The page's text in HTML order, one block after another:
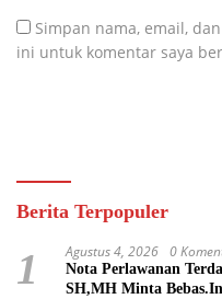
Simpan nama, email,
ini untuk komentar saya
Berita Terpopuler
1 Agustus 4, 2026 0
Nota Perlawanan
SH,MH Minta